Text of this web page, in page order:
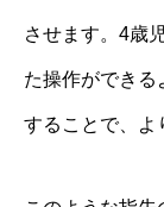
させます。4歳
た操作ができる
することで、よ